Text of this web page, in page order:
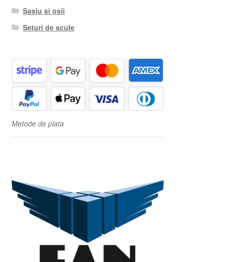
Șasiu și osii
Seturi de scule
Metode de plata